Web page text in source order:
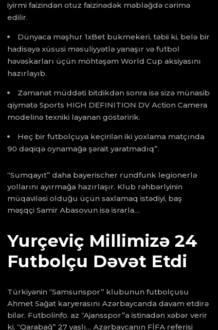
iyirmi faizindən otuz faizinədək məbləğdə cərimə
edilir.
Dünyaca məşhur 1xBet bukmekeri, təbii ki, belə bir
hadisəyə xüsusi məsuliyyətlə yanaşır və futbol
həvəskarları üçün möhtəşəm World Cup aksiyasını
hazırlayıb.
Zəmanət müddəti bitdikdən sonra isə sizə münasib
qiymətə Sports HIGH DEFINITION DV Action Camera
modelinə texniki layanan göstəririk.
Heç bir futbolçuya keçirilən iki yoxlama matçında
90 dəqiqə oynamağa şərait yaratmadıq”.
“Sumqayıt” daha bayerischer rundfunk legionerlə
yollarını ayırmağa hazırlaşır. Klub rəhbərlyinin
müqaviləsi olduğu üçün saxlamaq istədiyi, baş
məşqçi Samir Abasovun isə israrla…
Yurçeviç Millimizə 24
Futbolçu Dəvət Etdi
Türkiyənin “Samsunspor” klubunun futbolçusu
Ahmet Sağat karyerasını Azərbaycanda davam etdirə
bilər. Futbolinfo. az “Ajansspor”a istinadən xəbər verir
ki, “Qarabağ” 27 yaşlı… Azərbaycanın FİFA referisi